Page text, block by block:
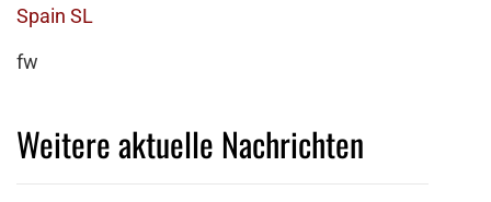
Spain SL
fw
Weitere aktuelle Nachrichten